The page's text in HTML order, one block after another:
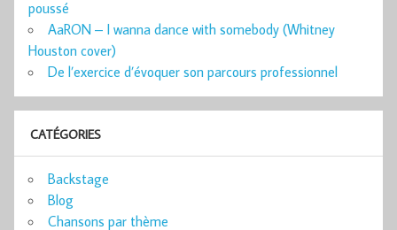
poussé
AaRON – I wanna dance with somebody (Whitney
Houston cover)
De l’exercice d’évoquer son parcours professionnel
CATÉGORIES
Backstage
Blog
Chansons par thème